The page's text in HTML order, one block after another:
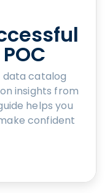
data catalog
insights from
helps you
confident